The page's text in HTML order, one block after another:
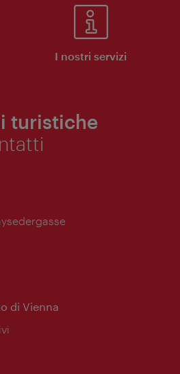
I nostri servizi
turistiche
di Vienna